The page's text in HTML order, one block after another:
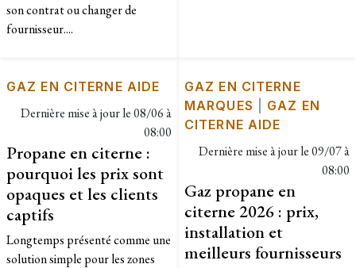
son contrat ou changer de
fournisseur....
GAZ EN CITERNE AIDE
Dernière mise à jour le08/06 à
08:00
Propane en citerne :
pourquoi les prix sont
opaques et les clients
captifs
Longtemps présenté comme une
solution simple pour les zones
GAZ EN CITERNE
MARQUES
GAZ EN
CITERNE AIDE
Dernière mise à jour le09/07 à
08:00
Gaz propane en
citerne 2026 : prix,
installation et
meilleurs fournisseurs